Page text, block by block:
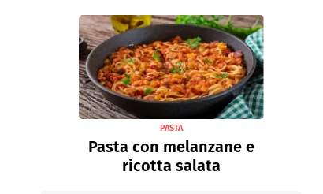
PASTA
Pasta con melanzane e
ricotta salata